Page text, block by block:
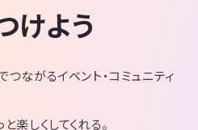
けよう
ながるイベント・コミュニティ
楽しくしてくれる。